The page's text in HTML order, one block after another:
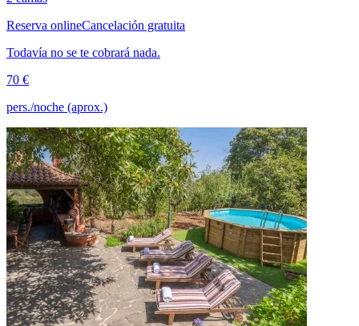
Reserva onlineCancelación gratuita
Todavía no se te cobrará nada.
70 €
pers./noche (aprox.)